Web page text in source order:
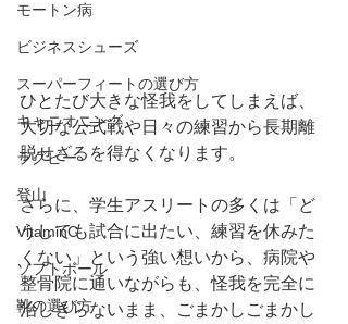
モートン病
ビジネスシューズ
スーパーフィートの選び方
キャニオニング
ラグビー
登山
VitaminC
ソフトボール
靴の選び方
ひとたび大きな怪我をしてしまえば、
大切な公式戦や日々の練習から長期離
脱せざるを得なくなります。
さらに、学生アスリートの多くは「ど
うしても試合に出たい、練習を休みた
くない」という強い想いから、病院や
整骨院に通いながらも、怪我を完全に
治しきらないまま、ごまかしごまかし